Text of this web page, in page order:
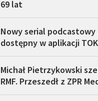
69 lat
Nowy serial podcastowy
dostępny w aplikacji TOK
Michał Pietrzykowski
RMF. Przeszedł z ZPR